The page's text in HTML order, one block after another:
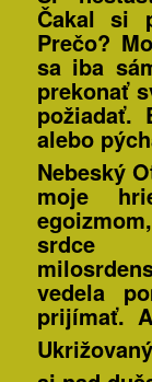
Čakal si
Prečo?
sa iba
prekonať
požiadať.
alebo
Nebeský
moje
srdce
vedela
prijímať.